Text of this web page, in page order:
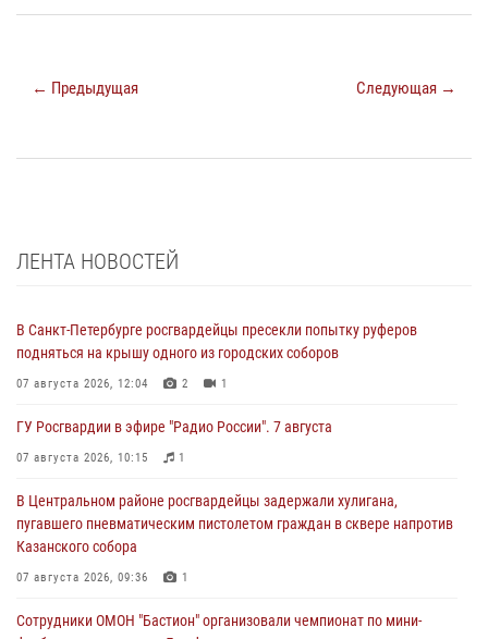
← Предыдущая Следующая →
ЛЕНТА НОВОСТЕЙ
В Санкт-Петербурге росгвардейцы пресекли попытку руферов
подняться на крышу одного из городских соборов
07 августа 2026, 12:04 2 1
ГУ Росгвардии в эфире "Радио России". 7 августа
07 августа 2026, 10:15 1
В Центральном районе росгвардейцы задержали хулигана,
пугавшего пневматическим пистолетом граждан в сквере напротив
Казанского собора
07 августа 2026, 09:36 1
Сотрудники ОМОН "Бастион" организовали чемпионат по мини-